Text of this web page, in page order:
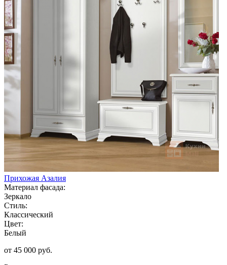
Прихожая Азалия
Материал фасада:
Зеркало
Стиль:
Классический
Цвет:
Белый
от 45 000 руб.